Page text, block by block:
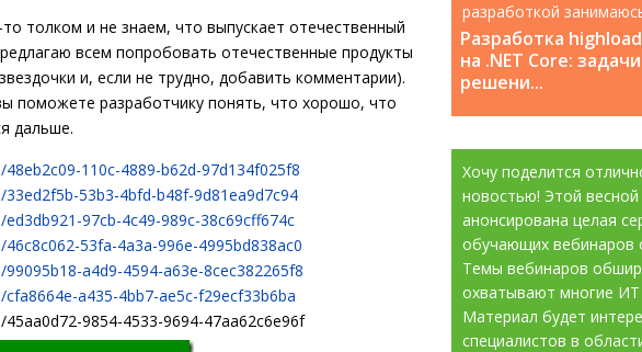
толком и не знаем, что выпускает отечественный
всем попробовать отечественные продукты
и, если не трудно, добавить комментарии).
поможете разработчику понять, что хорошо, что
дальше.
110c-4889-b62d-97d134f025f8
53b3-4bfd-b48f-9d81ea9d7c94
97cb-4c49-989c-38c69cff674c
53fa-4a3a-996e-4995bd838ac0
a4d9-4594-a63e-8cec382265f8
a435-4bb7-ae5c-f29ecf33b6ba
9854-4533-9694-47aa62c6e96f
Разработка
на .NET Core:
решени...
разработкой
с 2008 года....
Хочу поделится
новостью! Этой весной
анонсирована целая
обучающих вебинаров
Темы вебинаров
охватывают многие
Материал будет
специалистов в